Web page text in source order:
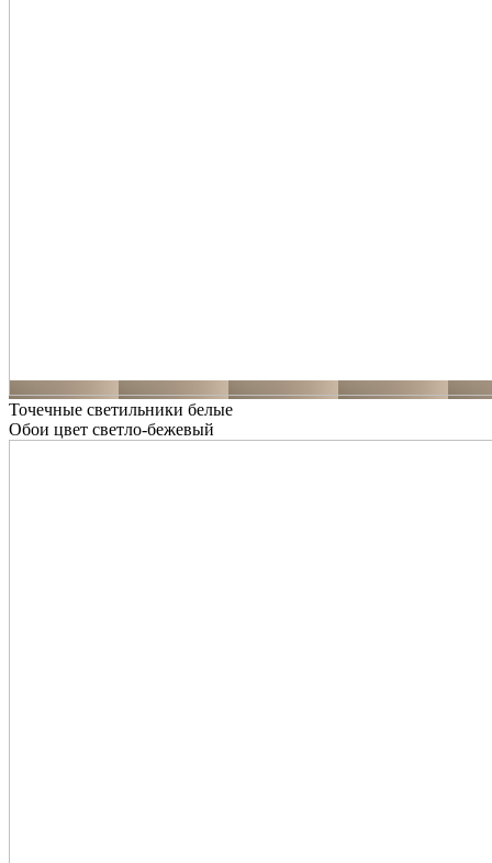
Точечные светильники белые
Обои цвет светло-бежевый